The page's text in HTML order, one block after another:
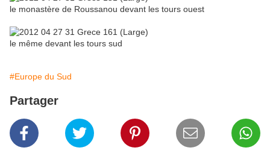
le monastère de Roussanou devant les tours ouest
le même devant les tours sud
#Europe du Sud
Partager